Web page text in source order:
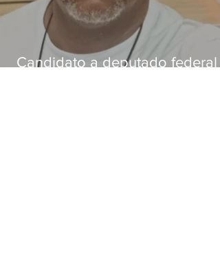
Candidato a deputado federal